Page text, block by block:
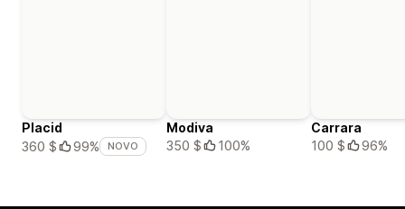
Placid
360 $
99% NOVO
Modiva
350 $
100%
Carrara
100 $
96%